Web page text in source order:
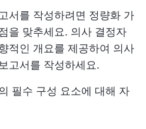
서를 작성하려면 정량화 가
을 맞추세요. 의사 결정자
적인 개요를 제공하여 의사
고서를 작성하세요.
필수 구성 요소에 대해 자